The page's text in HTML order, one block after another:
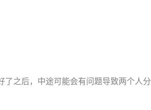
之后，中途可能会有问题导致两个人分